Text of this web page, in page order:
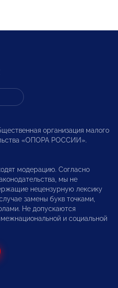
организация малого
«ОПОРА РОССИИ».
модерацию. Согласно
мы не
нецензурную лексику
замены букв точками,
Не допускаются
и социальной